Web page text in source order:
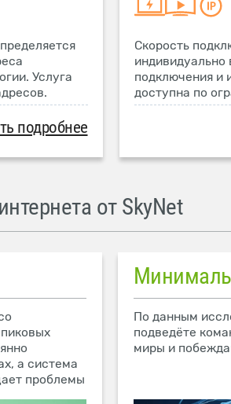
Услуга
подробнее
Скорость
индивидуально
подключения и
доступна по
от SkyNet
а система
проблемы
По данным
подведёте
миры и